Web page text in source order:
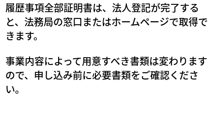
履歴事項全部証明書は、法人登記が完了する
と、法務局の窓口またはホームページで取得で
きます。
事業内容によって用意すべき書類は変わります
ので、申し込み前に必要書類をご確認くださ
い。